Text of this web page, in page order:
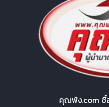
คุณพ้ง.com ซื้